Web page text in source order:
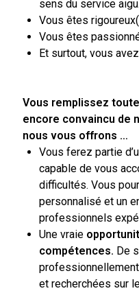
sens du service aigu.
Vous êtes
Vous êtes
Et surtout, vous
Vous remplissez
encore convaincu de
nous vous offrons …
Vous ferez partie
capable de vous
difficultés. Vous
personnalisé et un
professionnels
Une vraie
compétences. De
et recherchées sur